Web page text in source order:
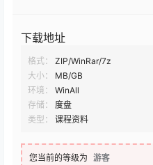
下载地址
格式：
ZIP/WinRar/7z
大小：
MB/GB
环境：
WinAll
存储：
度盘
类型：
课程资料
您当前的等级为 游客